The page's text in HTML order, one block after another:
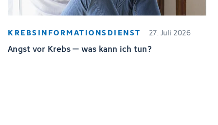
KREBSINFORMATIONSDIENST 27. Juli 2026
Angst vor Krebs – was kann ich tun?